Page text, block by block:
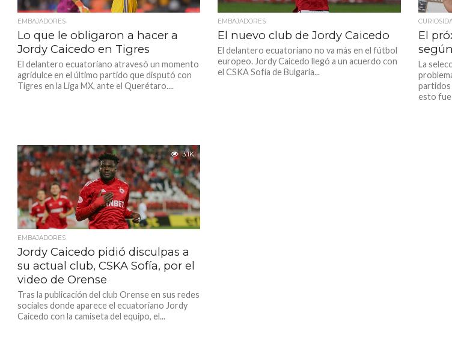
EMBAJADORES
Lo que le obligaron a hacer a
Jordy Caicedo en Tigres
El delantero ecuatoriano atravesó un momento
agridulce en el último partido que disputó con
Tigres en la Liga MX, ante el Querétaro....
EMBAJADORES
El nuevo club de Jordy Caicedo
El delantero ecuatoriano no va más en el fútbol
europeo. Jordy Caicedo llegó a un acuerdo con
el CSKA Sofía de Bulgaria...
El
La
partidos
esto fue
3.1K
EMBAJADORES
Jordy Caicedo pidió disculpas a
su actual club, CSKA Sofía, por el
video de Orense
Tras la publicación del club Orense en sus redes
sociales donde aparece el ecuatoriano Jordy
Caicedo con la camiseta del equipo, el...